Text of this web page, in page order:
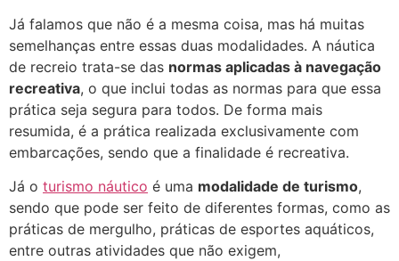
Já falamos que não é a mesma coisa, mas há muitas
semelhanças entre essas duas modalidades. A náutica
de recreio trata-se das normas aplicadas à navegação
recreativa, o que inclui todas as normas para que essa
prática seja segura para todos. De forma mais
resumida, é a prática realizada exclusivamente com
embarcações, sendo que a finalidade é recreativa.
Já o turismo náutico é uma modalidade de turismo,
sendo que pode ser feito de diferentes formas, como as
práticas de mergulho, práticas de esportes aquáticos,
entre outras atividades que não exigem,